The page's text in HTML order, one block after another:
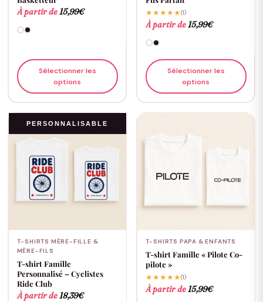
À partir de15,99€
Sélectionner les
options
★★★★★(1)
À partir de15,99€
Sélectionner les
options
PERSONNALISABLE
T-SHIRTS MÈRE-FILLE &
MÈRE-FILS
T-shirt Famille
Personnalisé – Cyclistes
Ride Club
À partir de18,39€
T-SHIRTS PAPA & ENFANTS
T-shirt Famille « Pilote Co-
pilote »
★★★★★(1)
À partir de15,99€